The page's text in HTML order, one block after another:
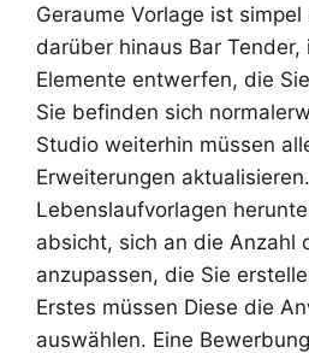
Geraume Vorlage ist
darüber hinaus Bar Tender,
Elemente entwerfen, die
Sie befinden sich
Studio weiterhin müssen
Erweiterungen
Lebenslaufvorlagen
absicht, sich an die Anzahl
anzupassen, die Sie
Erstes müssen Diese die
auswählen. Eine